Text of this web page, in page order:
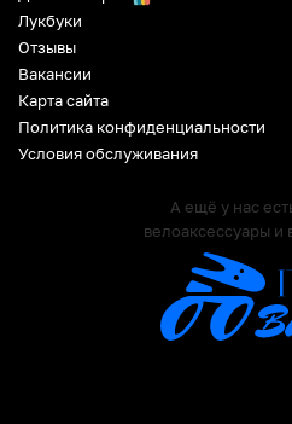
Лукбуки
Отзывы
Вакансии
Карта сайта
Политика конфиденциальности
Условия обслуживания
А ещё у нас
велоаксессуары